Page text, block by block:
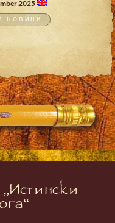
2025
НОВИНИ